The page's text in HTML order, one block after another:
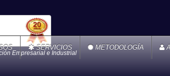
Empresarial e Industrial
SERVICIOS METODOLOGÍA